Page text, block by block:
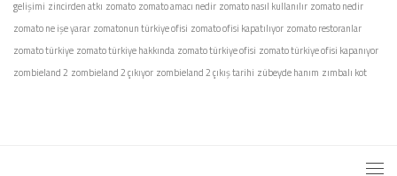
gelişimi zincirden atkı zomato zomato amacı nedir zomato nasıl kullanılır zomato nedir
zomato ne işe yarar zomatonun türkiye ofisi zomato ofisi kapatılıyor zomato restoranlar
zomato türkiye zomato türkiye hakkında zomato türkiye ofisi zomato türkiye ofisi kapanıyor
zombieland 2 zombieland 2 çıkıyor zombieland 2 çıkış tarihi zübeyde hanım zımbalı kot